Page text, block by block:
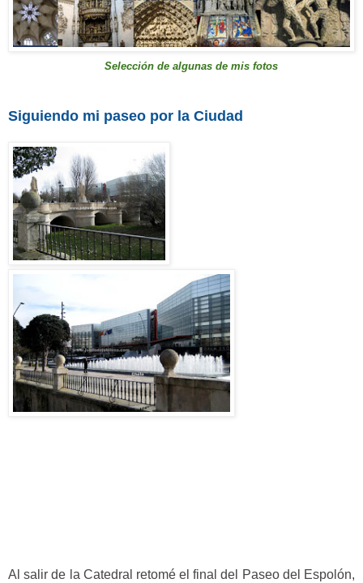
Selección de algunas de mis fotos
Siguiendo mi paseo por la Ciudad
Al salir de la Catedral retomé el final del Paseo del Espolón,